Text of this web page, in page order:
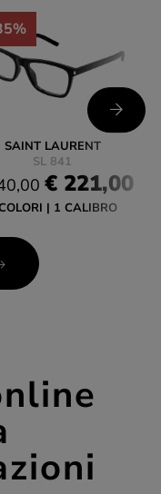
consulenza e
SAINT LAURENT
SL 841
€ 221,00
1 CALIBRO